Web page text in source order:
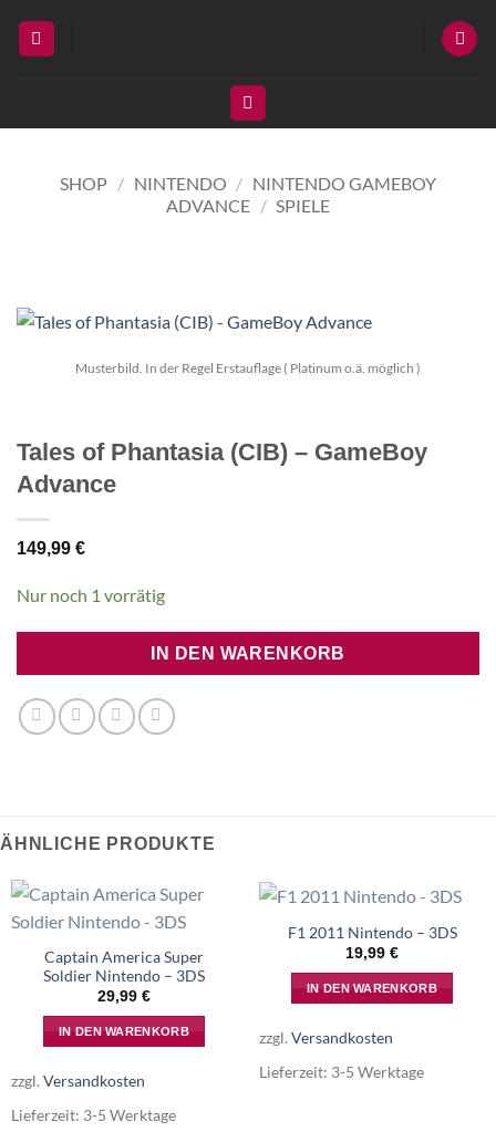
Inhalt
SHOP / NINTENDO / NINTENDO GAMEBOY
ADVANCE / SPIELE
Musterbild. In der Regel Erstauflage ( Platinum o.ä. möglich )
Tales of Phantasia (CIB) – GameBoy
Advance
149,99 €
Nur noch 1 vorrätig
IN DEN WARENKORB
ÄHNLICHE PRODUKTE
Captain America Super
Soldier Nintendo – 3DS
29,99 €
IN DEN WARENKORB
zzgl. Versandkosten
Lieferzeit: 3-5 Werktage
F1 2011 Nintendo – 3DS
19,99 €
IN DEN WARENKORB
zzgl. Versandkosten
Lieferzeit: 3-5 Werktage